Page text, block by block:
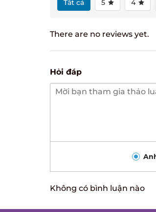
Tất cả 5 4
There are no reviews yet.
Hỏi đáp
Anh
Không có bình luận nào